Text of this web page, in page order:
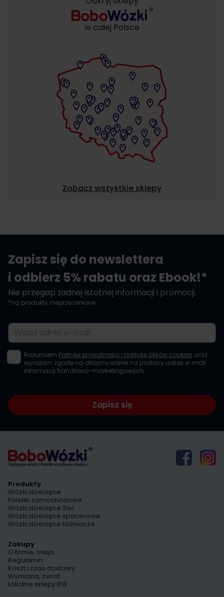
w całej Polsce
Zobacz wszystkie sklepy
Zapisz się do newslettera
i odbierz 5% rabatu oraz Ebook!*
Nie przegap żadnej istotnej informacji i promocji.
*na produkty nieprzecenione
Adres e-mail
Rozumiem Politykę prywatności i politykę plików cookies oraz
wyrażam zgodę na otrzymywanie na podany adres e-mail
informacji handlowo-marketingowych.
Zapisz się
Produkty
Wózki dziecięce
Foteliki samochodowe
Wózki dziecięce 3w1
Wózki dziecięce spacerowe
Wózki dziecięce bliźniacze
Zakupy
O firmie, misja
Regulamin
Koszt i czas dostawy
Wymiana, zwrot
Lokalne sklepy BW